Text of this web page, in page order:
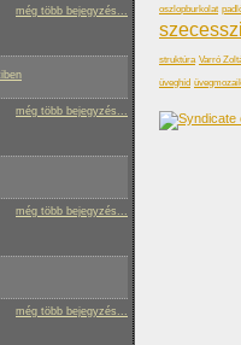
még több bejegyzés...
még több bejegyzés...
még több bejegyzés...
még több bejegyzés...
oszlopburkolat
struktúra Varró
üveghíd